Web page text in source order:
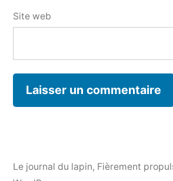
Site web
Le journal du lapin, Fièrement